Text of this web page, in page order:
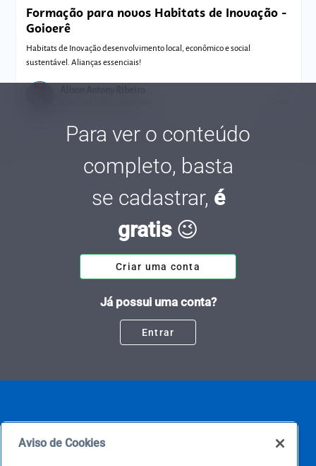
Formação para novos Habitats de Inovação -
Goioerê
Habitats de Inovação desenvolvimento local, econômico e social
sustentável. Alianças essenciais!
Para ver o conteúdo
completo, basta
se cadastrar, é
gratis😉
Criar uma conta
Já possui uma conta?
Entrar
Aviso de Cookies